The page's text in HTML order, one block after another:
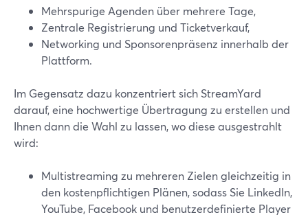
Mehrspurige Agenden über mehrere Tage,
Zentrale Registrierung und Ticketverkauf,
Networking und Sponsorenpräsenz innerhalb der
Plattform.
Im Gegensatz dazu konzentriert sich StreamYard
darauf, eine hochwertige Übertragung zu erstellen und
Ihnen dann die Wahl zu lassen, wo diese ausgestrahlt
wird:
Multistreaming zu mehreren Zielen gleichzeitig in
den kostenpflichtigen Plänen, sodass Sie LinkedIn,
YouTube, Facebook und benutzerdefinierte Player